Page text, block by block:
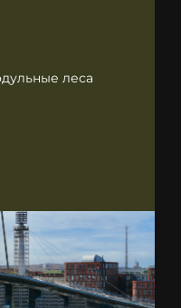
леса